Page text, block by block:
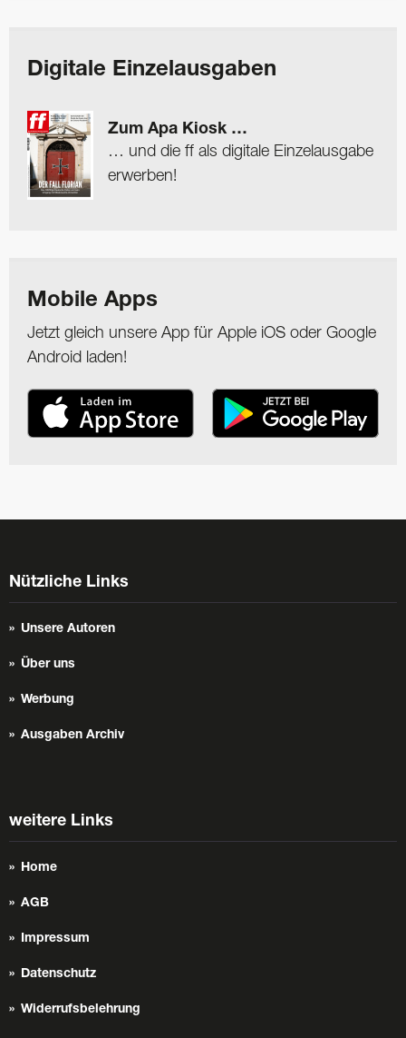
Digitale Einzelausgaben
Zum Apa Kiosk …
… und die ff als digitale Einzelausgabe
erwerben!
Mobile Apps
Jetzt gleich unsere App für Apple iOS oder Google
Android laden!
Nützliche Links
Unsere Autoren
Über uns
Werbung
Ausgaben Archiv
weitere Links
Home
AGB
Impressum
Datenschutz
Widerrufsbelehrung